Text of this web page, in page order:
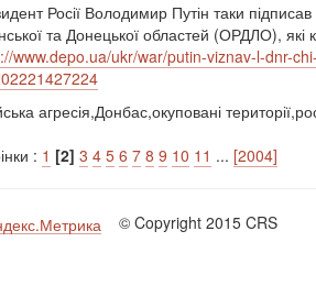
Росії Володимир Путін таки
та Донецької областей (ОРДЛО),
www.depo.ua/ukr/war/putin-viznav-l-dnr-
агресія,Донбас,окуповані
: 1 [2] 3 4 5 6 7 8 9 10 11 ... [2004]
© Copyright 2015 CRS